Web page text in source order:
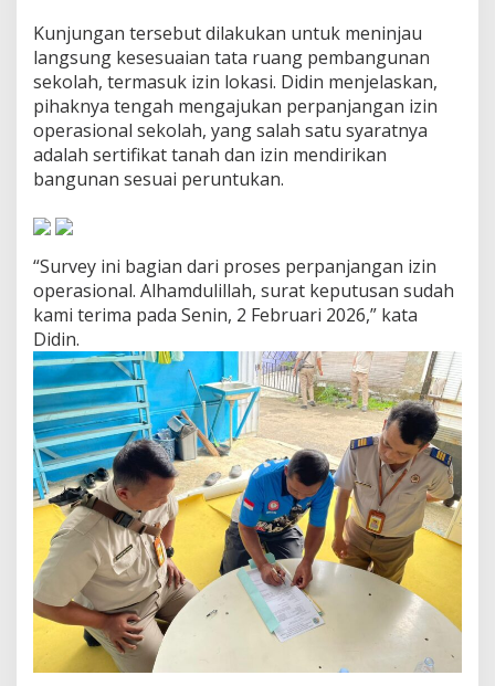
Kunjungan tersebut dilakukan untuk meninjau
langsung kesesuaian tata ruang pembangunan
sekolah, termasuk izin lokasi. Didin menjelaskan,
pihaknya tengah mengajukan perpanjangan izin
operasional sekolah, yang salah satu syaratnya
adalah sertifikat tanah dan izin mendirikan
bangunan sesuai peruntukan.
“Survey ini bagian dari proses perpanjangan izin
operasional. Alhamdulillah, surat keputusan sudah
kami terima pada Senin, 2 Februari 2026,” kata
Didin.